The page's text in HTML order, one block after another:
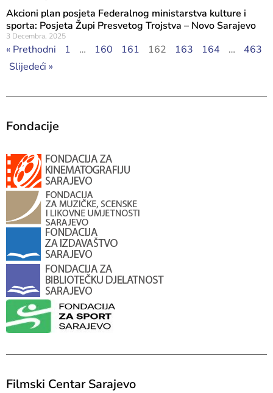
Akcioni plan posjeta Federalnog ministarstva kulture i
sporta: Posjeta Župi Presvetog Trojstva – Novo Sarajevo
3 Decembra, 2025
« Prethodni 1 … 160 161 162 163 164 …
463
Slijedeći »
Fondacije
Filmski Centar Sarajevo